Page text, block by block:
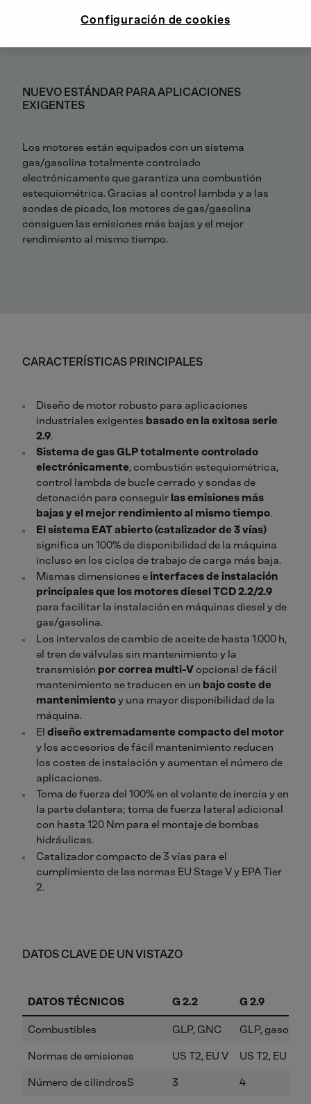
NUEVO ESTÁNDAR PARA APLICACIONES
EXIGENTES
Los motores están equipados con un sistema
gas/gasolina totalmente controlado
electrónicamente que garantiza una combustión
estequiométrica. Gracias al control lambda y a las
sondas de picado, los motores de gas/gasolina
consiguen las emisiones más bajas y el mejor
rendimiento al mismo tiempo.
CARACTERÍSTICAS PRINCIPALES
Diseño de motor robusto para aplicaciones
industriales exigentes basado en la exitosa serie
2.9.
Sistema de gas GLP totalmente controlado
electrónicamente, combustión estequiométrica,
control lambda de bucle cerrado y sondas de
detonación para conseguir las emisiones más
bajas y el mejor rendimiento al mismo tiempo.
El sistema EAT abierto (catalizador de 3 vías)
significa un 100% de disponibilidad de la máquina
incluso en los ciclos de trabajo de carga más baja.
Mismas dimensiones einterfaces de instalación
principales que los motores diesel TCD 2.2/2.9
para facilitar la instalación en máquinas diesel y de
gas/gasolina.
Los intervalos de cambio de aceite de hasta 1.000 h,
el tren de válvulas sin mantenimiento y la
transmisión por correa multi-Vopcional de fácil
mantenimiento se traducen en un bajo coste de
mantenimientoy una mayor disponibilidad de la
máquina.
El diseño extremadamente compacto del motor
y los accesorios de fácil mantenimiento reducen
los costes de instalación y aumentan el número de
aplicaciones.
Toma de fuerza del 100% en el volante de inercia y en
la parte delantera; toma de fuerza lateral adicional
con hasta 120 Nm para el montaje de bombas
hidráulicas.
Catalizador compacto de 3 vías para el
cumplimiento de las normas EU Stage V y EPA Tier
2.
DATOS CLAVE DE UN VISTAZO
DATOS TÉCNICOS G 2.2 G 2.9
Combustibles GLP, GNC GLP,
Normas de emisiones US T2, EU V US T2, EU V
Número de cilindrosS 3 4
Configuración de cookies